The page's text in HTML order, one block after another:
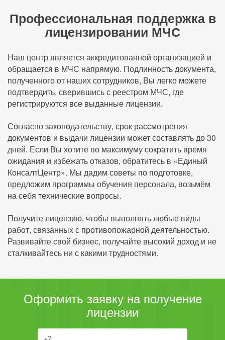
Профессиональная поддержка в
лицензировании МЧС
Наш центр является аккредитованной организацией и
обращается в МЧС напрямую. Подлинность документа,
полученного от наших сотрудников, Вы легко можете
подтвердить, сверившись с реестром МЧС, где
регистрируются все выданные лицензии.
Согласно законодательству, срок рассмотрения
документов и выдачи лицензии может составлять до 30
дней. Если Вы хотите по максимуму сократить время
ожидания и избежать отказов, обратитесь в «Единый
КонсалтЦентр». Мы дадим советы по подготовке,
предложим программы обучения персонала, возьмём
на себя технические вопросы.
Получите лицензию, чтобы выполнять любые виды
работ, связанных с противопожарной деятельностью.
Развивайте свой бизнес, получайте высокий доход и не
сталкивайтесь ни с какими трудностями.
Оформить заявку на получение
лицензии